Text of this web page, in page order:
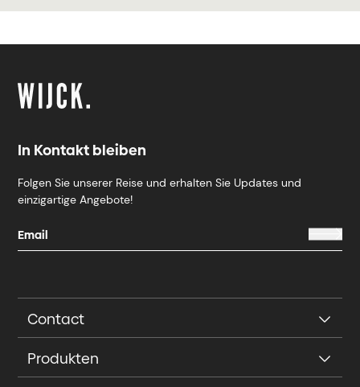
In Kontakt bleiben
Folgen Sie unserer Reise und erhalten Sie Updates und
einzigartige Angebote!
Contact
Produkten